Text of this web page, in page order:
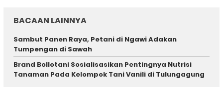
BACAAN LAINNYA
Sambut Panen Raya, Petani di Ngawi Adakan
Tumpengan di Sawah
Brand Bollotani Sosialisasikan Pentingnya Nutrisi
Tanaman Pada Kelompok Tani Vanili di Tulungagung